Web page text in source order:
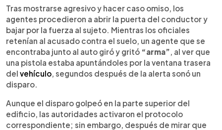
Tras mostrarse agresivo y hacer caso omiso, los
agentes procedieron a abrir la puerta del conductor y
bajar por la fuerza al sujeto. Mientras los oficiales
retenían al acusado contra el suelo, un agente que se
encontraba junto al auto giró y gritó “arma” , al ver que
una pistola estaba apuntándoles por la ventana trasera
del vehículo , segundos después de la alerta sonó un
disparo.
Aunque el disparo golpeó en la parte superior del
edificio, las autoridades activaron el protocolo
correspondiente; sin embargo, después de mirar que